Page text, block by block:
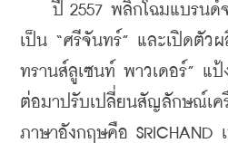
ปี 2557 พลิกโฉมแบรนด์จ
เป็น “ศรีจันทร์” และเปิดตั
ทรานส์ลูเซนท์ พาวเดอร์” แ
ต่อมาปรับเปลี่ยนสัญลักษณ์เค
ภาษาอังกฤษคือ SRICHAND